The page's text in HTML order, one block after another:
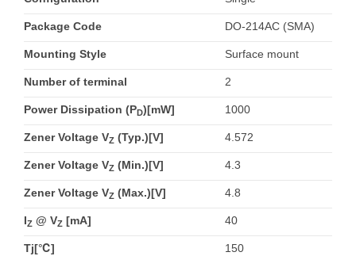
Package Code DO-214AC (SMA)
Mounting Style Surface mount
Number of terminal 2
Power Dissipation (PD)[mW] 1000
Zener Voltage VZ (Typ.)[V] 4.572
Zener Voltage VZ (Min.)[V] 4.3
Zener Voltage VZ (Max.)[V] 4.8
IZ @ VZ [mA] 40
Tj[℃] 150